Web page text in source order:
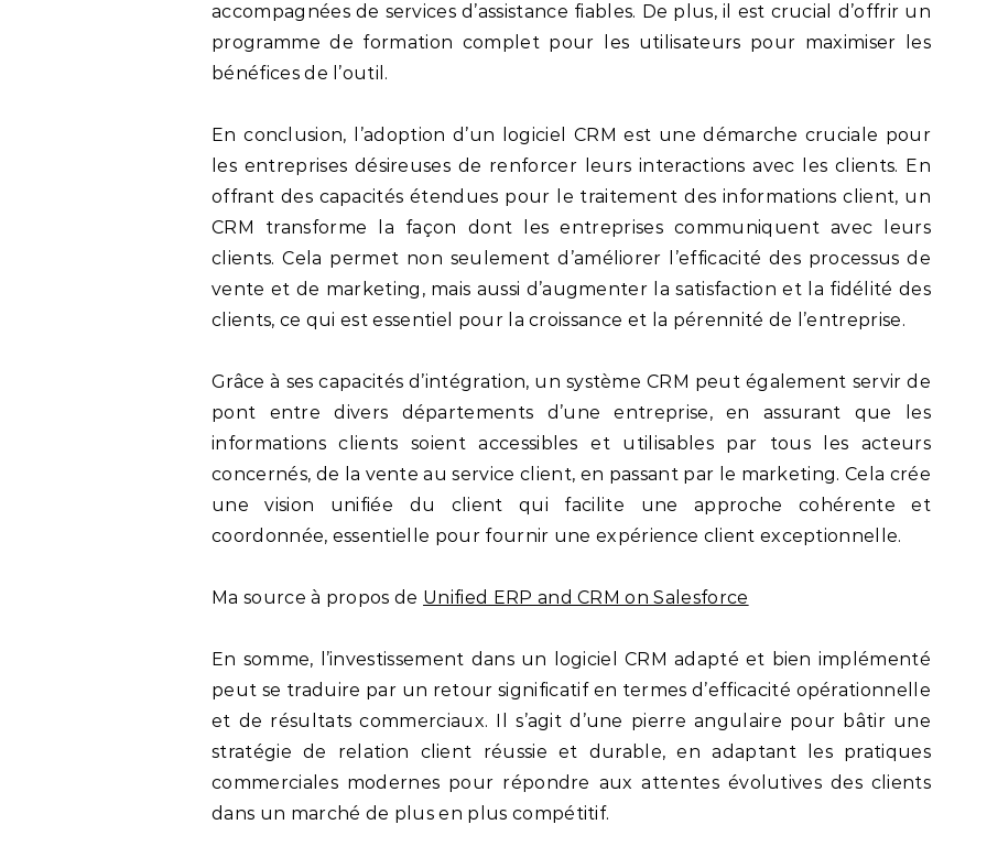
accompagnées de services d’assistance fiables. De plus, il est crucial d’offrir un
programme de formation complet pour les utilisateurs pour maximiser les
bénéfices de l’outil.
En conclusion, l’adoption d’un logiciel CRM est une démarche cruciale pour
les entreprises désireuses de renforcer leurs interactions avec les clients. En
offrant des capacités étendues pour le traitement des informations client, un
CRM transforme la façon dont les entreprises communiquent avec leurs
clients. Cela permet non seulement d’améliorer l’efficacité des processus de
vente et de marketing, mais aussi d’augmenter la satisfaction et la fidélité des
clients, ce qui est essentiel pour la croissance et la pérennité de l’entreprise.
Grâce à ses capacités d’intégration, un système CRM peut également servir de
pont entre divers départements d’une entreprise, en assurant que les
informations clients soient accessibles et utilisables par tous les acteurs
concernés, de la vente au service client, en passant par le marketing. Cela crée
une vision unifiée du client qui facilite une approche cohérente et
coordonnée, essentielle pour fournir une expérience client exceptionnelle.
Ma source à propos de Unified ERP and CRM on Salesforce
En somme, l’investissement dans un logiciel CRM adapté et bien implémenté
peut se traduire par un retour significatif en termes d’efficacité opérationnelle
et de résultats commerciaux. Il s’agit d’une pierre angulaire pour bâtir une
stratégie de relation client réussie et durable, en adaptant les pratiques
commerciales modernes pour répondre aux attentes évolutives des clients
dans un marché de plus en plus compétitif.